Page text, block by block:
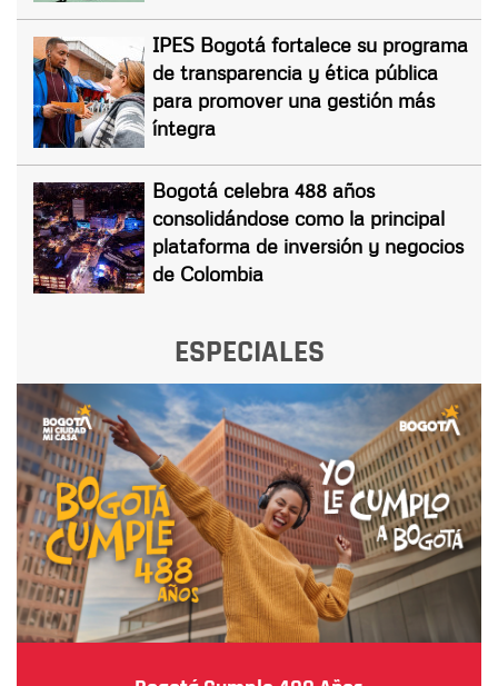
IPES Bogotá fortalece su programa
de transparencia y ética pública
para promover una gestión más
íntegra
Bogotá celebra 488 años
consolidándose como la principal
plataforma de inversión y negocios
de Colombia
ESPECIALES